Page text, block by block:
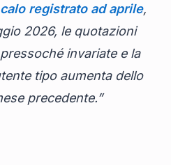
calo registrato ad aprile,
2026, le quotazioni
invariate e la
tipo aumenta dello
precedente.”